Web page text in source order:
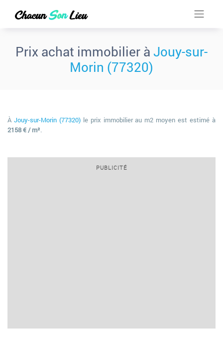
Prix achat immobilier à Jouy-sur-
Morin (77320)
À Jouy-sur-Morin (77320)le prix immobilier au m2 moyen est estimé à
2158 € / m².
PUBLICITÉ